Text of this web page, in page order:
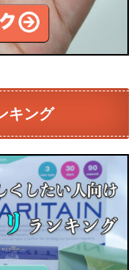
キング